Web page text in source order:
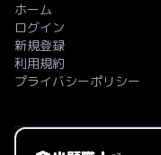
ホーム
ログイン
新規登録
利用規約
プライバシーポリシー